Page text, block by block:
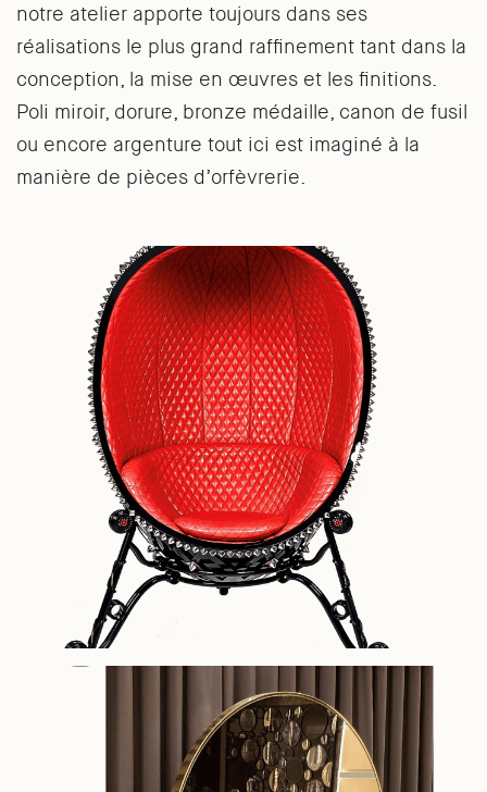
notre atelier apporte toujours dans ses
réalisations le plus grand raffinement tant dans la
conception, la mise en œuvres et les finitions.
Poli miroir, dorure, bronze médaille, canon de fusil
ou encore argenture tout ici est imaginé à la
manière de pièces d’orfèvrerie.